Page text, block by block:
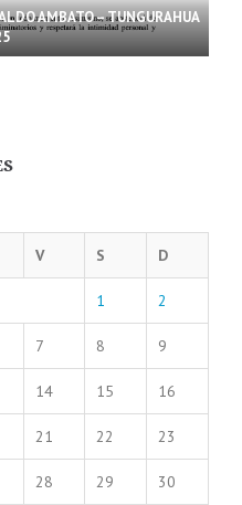
AMBATO – TUNGURAHUA
V S D
1 2
7 8 9
14 15 16
21 22 23
28 29 30